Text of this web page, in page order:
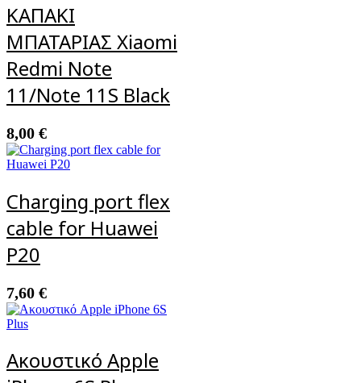
ΚΑΠΑΚΙ
ΜΠΑΤΑΡΙΑΣ Xiaomi
Redmi Note
11/Note 11S Black
8,00 €
Charging port flex
cable for Huawei
P20
7,60 €
Ακουστικό Apple